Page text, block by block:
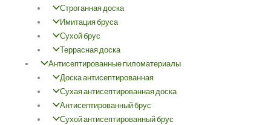
Строганная доска
Имитация бруса
Сухой брус
Террасная доска
Антисептированные пиломатериалы
Доска антисептированная
Сухая антисептированная доска
Антисептированный брус
Сухой антисептированный брус